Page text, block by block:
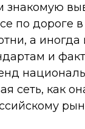
по дороге
а
и
сеть, как